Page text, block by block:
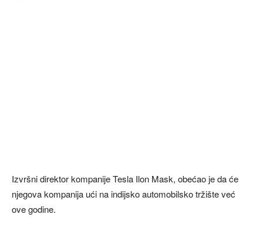
Izvršni direktor kompanije Tesla Ilon Mask, obećao je da će
njegova kompanija ući na indijsko automobilsko tržište već
ove godine.